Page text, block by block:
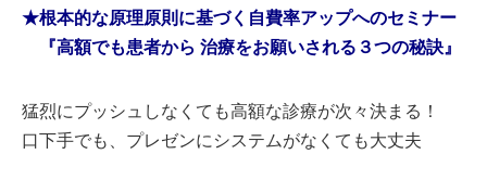
★根本的な原理原則に基づく自費率アップへのセミナー
『高額でも患者から 治療をお願いされる３つの秘訣』
猛烈にプッシュしなくても高額な診療が次々決まる！
口下手でも、プレゼンにシステムがなくても大丈夫